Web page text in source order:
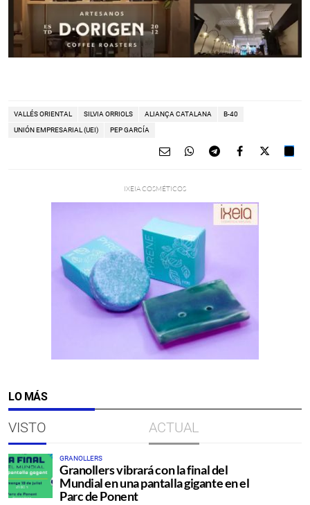
VALLÉS ORIENTAL SILVIA ORRIOLS ALIANÇA CATALANA B-40
UNIÓN EMPRESARIAL (UEI) PEP GARCÍA
LO MÁS
VISTO ACTUAL
GRANOLLERS
Granollers vibrará con la final del
Mundial en una pantalla gigante en el
Parc de Ponent